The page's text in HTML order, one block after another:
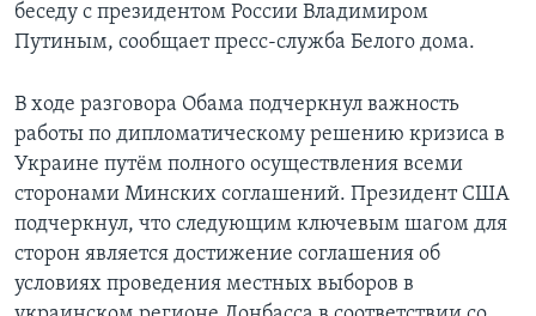
беседу с президентом России Владимиром
Путиным, сообщает пресс-служба Белого дома.
В ходе разговора Обама подчеркнул важность
работы по дипломатическому решению кризиса в
Украине путём полного осуществления всеми
сторонами Минских соглашений. Президент США
подчеркнул, что следующим ключевым шагом для
сторон является достижение соглашения об
условиях проведения местных выборов в